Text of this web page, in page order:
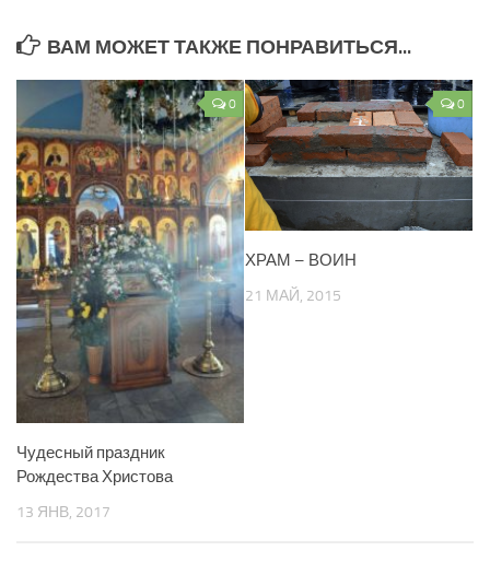
ВАМ МОЖЕТ ТАКЖЕ ПОНРАВИТЬСЯ...
0
Чудесный праздник
Рождества Христова
13 ЯНВ, 2017
0
ХРАМ – ВОИН
21 МАЙ, 2015